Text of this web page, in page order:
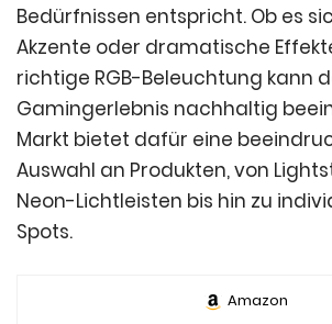
Bedürfnissen entspricht. Ob es
Akzente oder dramatische
richtige RGB-Beleuchtung kann
Gamingerlebnis nachhaltig
Markt bietet dafür eine
Auswahl an Produkten, von
Neon-Lichtleisten bis hin zu
Spots.
Amazon